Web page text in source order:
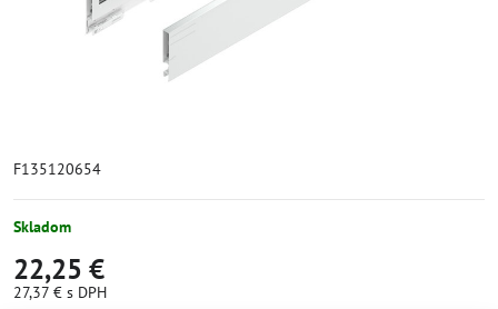
F135120654
Skladom
22,25 €
27,37 € s DPH